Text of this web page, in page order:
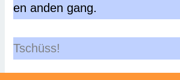
en anden gang.
Tschüss!